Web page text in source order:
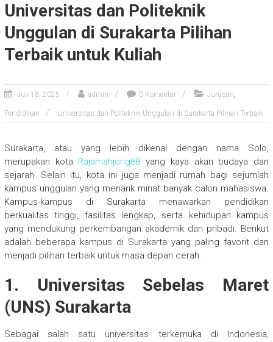
Universitas dan Politeknik
Unggulan di Surakarta Pilihan
Terbaik untuk Kuliah
Juli 18, 2025 admin 0 Komentar Jurusan,
Pendidikan Universitas dan Politeknik Unggulan di Surakarta Pilihan Terbaik
Surakarta, atau yang lebih dikenal dengan nama Solo,
merupakan kota Rajamahjong88 yang kaya akan budaya dan
sejarah. Selain itu, kota ini juga menjadi rumah bagi sejumlah
kampus unggulan yang menarik minat banyak calon mahasiswa.
Kampus-kampus di Surakarta menawarkan pendidikan
berkualitas tinggi, fasilitas lengkap, serta kehidupan kampus
yang mendukung perkembangan akademik dan pribadi. Berikut
adalah beberapa kampus di Surakarta yang paling favorit dan
menjadi pilihan terbaik untuk masa depan cerah.
1. Universitas Sebelas Maret
(UNS) Surakarta
Sebagai salah satu universitas terkemuka di Indonesia,